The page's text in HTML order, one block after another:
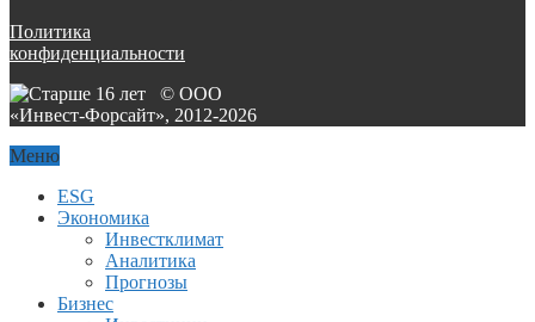
Политика
конфиденциальности
© ООО
«Инвест-Форсайт», 2012-2026
Меню
ESG
Экономика
Инвестклимат
Аналитика
Прогнозы
Бизнес